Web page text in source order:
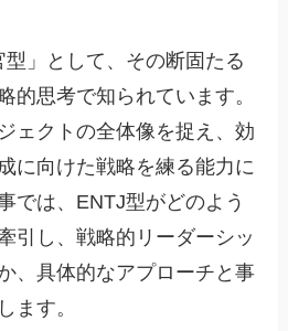
」として、その断固たる
的思考で知られています。
ェクトの全体像を捉え、効
に向けた戦略を練る能力に
では、ENTJ型がどのよう
引し、戦略的リーダーシッ
、具体的なアプローチと事
ます。